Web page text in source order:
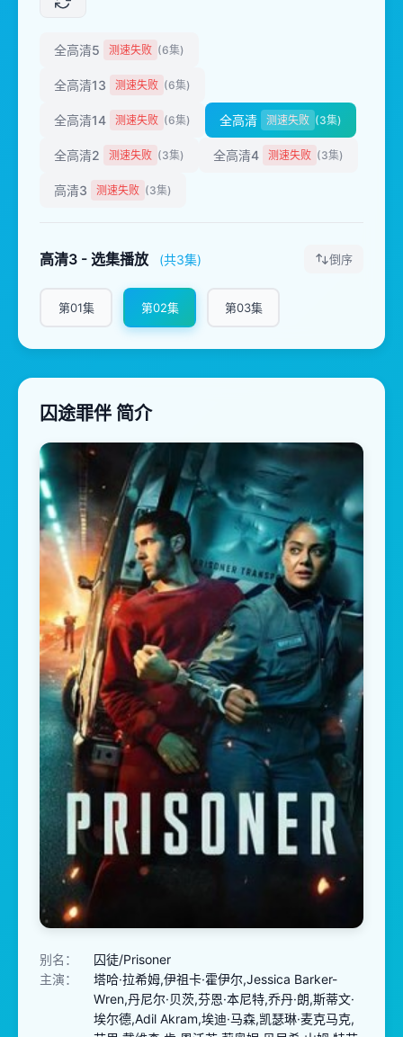
全高清5 测速失败 (6集)
全高清13 测速失败 (6集)
全高清14 测速失败 (6集) 全高清 测速失败 (3集)
全高清2 测速失败 (3集) 全高清4 测速失败 (3集)
高清3 测速失败 (3集)
高清3 - 选集播放 (共3集) 倒序
第01集 第02集 第03集
囚途罪伴 简介
别名：
囚徒/Prisoner
主演：
塔哈·拉希姆,伊祖卡·霍伊尔,Jessica Barker-
Wren,丹尼尔·贝茨,芬恩·本尼特,乔丹·朗,斯蒂文·
埃尔德,Adil Akram,埃迪·马森,凯瑟琳·麦克马克,